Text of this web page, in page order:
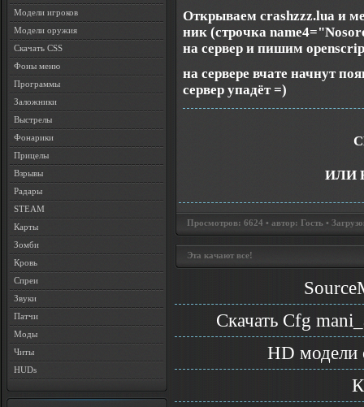
Модели игроков
Модели оружия
Скачать CSS
Фоны меню
Программы
Заложники
Выстрелы
Фонарики
Прицелы
Взрывы
Радары
STEAM
Карты
Зомби
Кровь
Спреи
Звуки
Патчи
Моды
Читы
HUDs
Открываем crashzzz.lua и
ник (строчка
на сервер и пишим
на сервере вчате начнут
сервер упадёт =)
ИЛИ
Просмотров: 6624 • автор: Гость •
Эта качают все!
Скачать Cfg
HD модели